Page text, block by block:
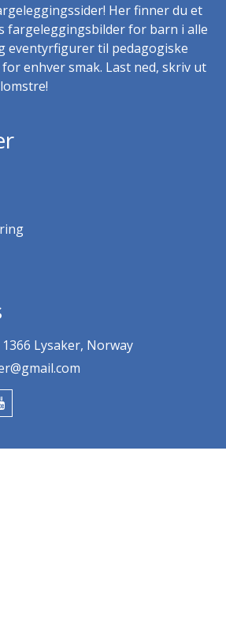
Her finner du et
fargeleggingsbilder for barn i alle
eventyrfigurer til pedagogiske
enhver smak. Last ned, skriv ut
Lysaker, Norway